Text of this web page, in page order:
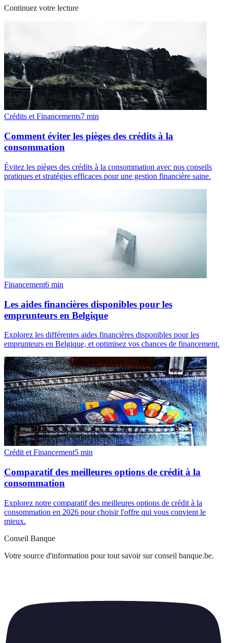
Continuez votre lecture
Crédits et Financements7 min
Comment éviter les pièges des crédits à la
consommation
Évitez les pièges des crédits à la consommation avec nos conseils
pratiques et stratégies efficaces pour une gestion financière saine.
Financement6 min
Les aides financières disponibles pour les
emprunteurs en Belgique
Explorez les différentes aides financières disponibles pour les
emprunteurs en Belgique, et optimisez vos chances de financement.
Crédit et Financement5 min
Comparatif des meilleures options de crédit à la
consommation
Explorez notre comparatif des meilleures options de crédit à la
consommation en 2026 pour choisir l'offre qui vous convient le
mieux.
Conseil Banque
Votre source d'information pour tout savoir sur conseil banque.be.